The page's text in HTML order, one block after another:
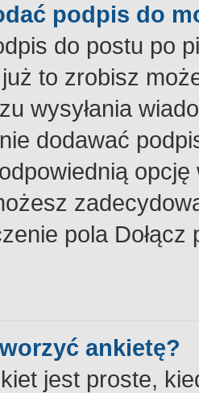
podpis do
do postu po
to zrobisz
wysyłania
dodawać
pola
ankietę?
jest proste,